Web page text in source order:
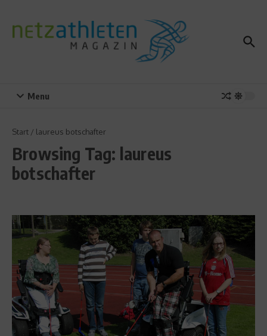
Menu
Start / laureus botschafter
Browsing Tag: laureus
botschafter